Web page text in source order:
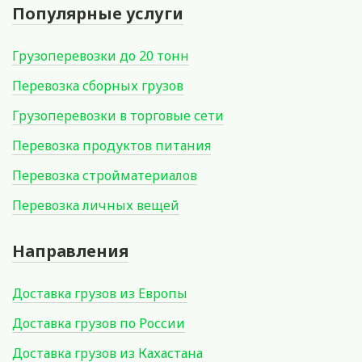
Популярные услуги
Грузоперевозки до 20 тонн
Перевозка сборных грузов
Грузоперевозки в торговые сети
Перевозка продуктов питания
Перевозка стройматериалов
Перевозка личных вещей
Направления
Доставка грузов из Европы
Доставка грузов по России
Доставка грузов из Кахастана